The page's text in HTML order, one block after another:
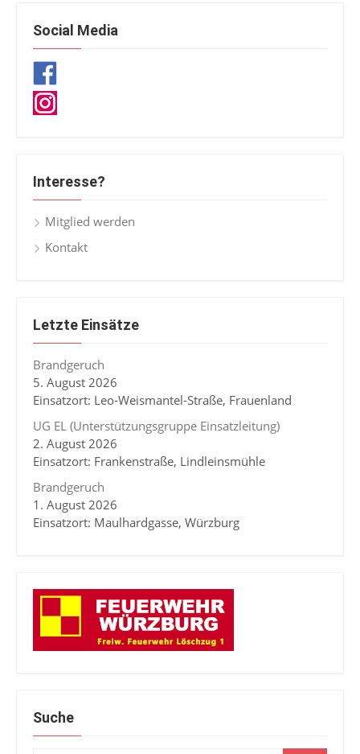
Social Media
Interesse?
Mitglied werden
Kontakt
Letzte Einsätze
Brandgeruch
5. August 2026
Einsatzort: Leo-Weismantel-Straße, Frauenland
UG EL (Unterstützungsgruppe Einsatzleitung)
2. August 2026
Einsatzort: Frankenstraße, Lindleinsmühle
Brandgeruch
1. August 2026
Einsatzort: Maulhardgasse, Würzburg
Suche